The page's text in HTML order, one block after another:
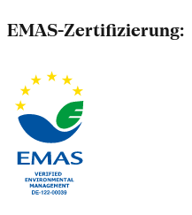
EMAS-Zertifizierung: